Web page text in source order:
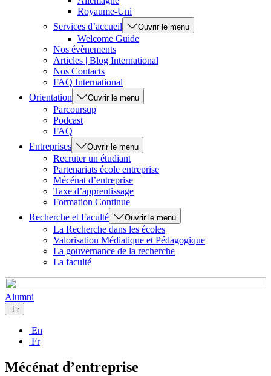
Royaume-Uni
Services d’accueil
Ouvrir le menu
Welcome Guide
Nos évènements
Articles | Blog International
Nos Contacts
FAQ International
Orientation
Ouvrir le menu
Parcoursup
Podcast
FAQ
Entreprises
Ouvrir le menu
Recruter un étudiant
Partenariats école entreprise
Mécénat d’entreprise
Taxe d’apprentissage
Formation Continue
Recherche et Faculté
Ouvrir le menu
La Recherche dans les écoles
Valorisation Médiatique et Pédagogique
La gouvernance de la recherche
La faculté
Alumni
Fr
En
Fr
Mécénat d’entreprise